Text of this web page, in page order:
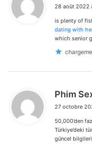
28 août 2022
is plenty of
dating with
which senior
Phim
27 octobre
50,000’den
Türkiye’deki
güncel